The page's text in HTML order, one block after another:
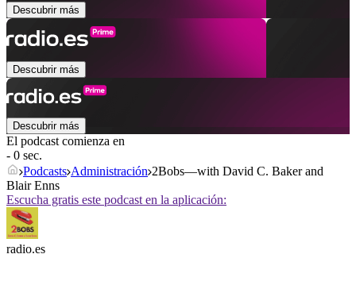
Descubrir más
Descubrir más
Descubrir más
El podcast comienza en
- 0 sec.
Podcasts Administración 2Bobs—with David C. Baker and
Blair Enns
Escucha gratis este podcast en la aplicación:
radio.es